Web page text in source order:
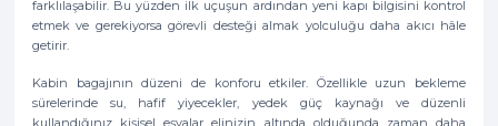
farklılaşabilir. Bu yüzden ilk uçuşun ardından yeni kapı bilgisini kontrol
etmek ve gerekiyorsa görevli desteği almak yolculuğu daha akıcı hâle
getirir.
Kabin bagajının düzeni de konforu etkiler. Özellikle uzun bekleme
sürelerinde su, hafif yiyecekler, yedek güç kaynağı ve düzenli